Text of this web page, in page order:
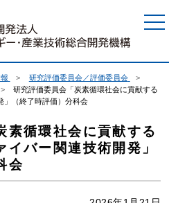
研究評価委員会／評価委員会
研究評価委員会「炭素循環社会に貢献する
」（終了時評価）分科会
素循環社会に貢献する
イバー関連技術開発」
会